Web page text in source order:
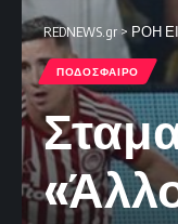
REDNEWS.gr > ΡΟΗ
ΠΟΔΟΣΦΑΙΡΟ